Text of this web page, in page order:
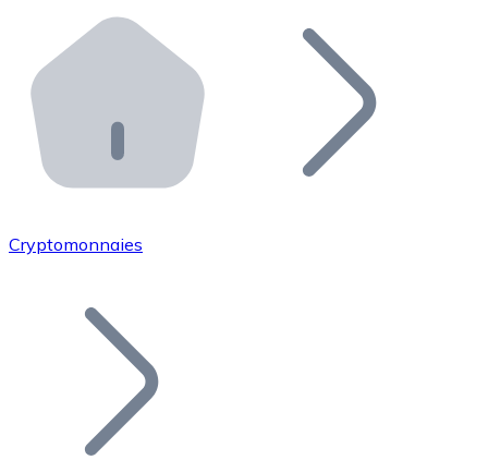
Distributeurs automatiques Bitnovo
Intégrez un ATM Bitnovo dans votre entreprise et
API Bitnovo
Intégrez notre API dans votre écosystème.
Rejoignez notre réseau de distributeurs et
Ajoutez le token de votre projet à notre service
Cryptomonnaies